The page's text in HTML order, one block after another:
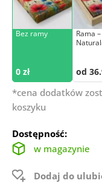
Bez ramy
0 zł
Rama –
od
*cena dodatków
koszyku
Dostępność:
w magazynie
Dodaj do